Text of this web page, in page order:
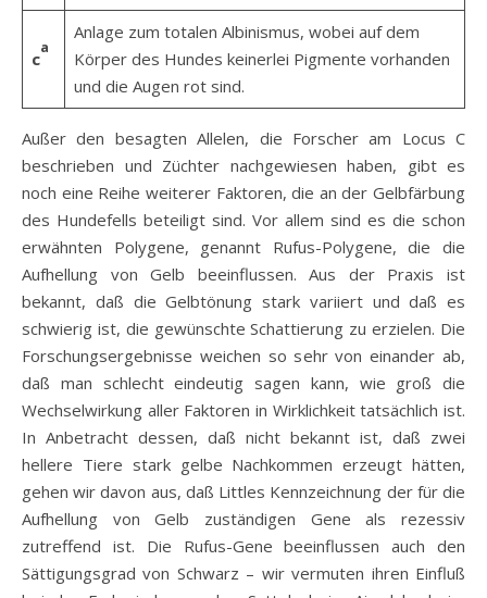
c
a
Anlage zum totalen Albinismus, wobei auf dem
Körper des Hundes keinerlei Pigmente vorhanden
und die Augen rot sind.
Außer den besagten Allelen, die Forscher am Locus C
beschrieben und Züchter nachgewiesen haben, gibt es
noch eine Reihe weiterer Faktoren, die an der Gelbfärbung
des Hundefells beteiligt sind. Vor allem sind es die schon
erwähnten Polygene, genannt Rufus-Polygene, die die
Aufhellung von Gelb beeinflussen. Aus der Praxis ist
bekannt, daß die Gelbtönung stark variiert und daß es
schwierig ist, die gewünschte Schattierung zu erzielen. Die
Forschungsergebnisse weichen so sehr von einander ab,
daß man schlecht eindeutig sagen kann, wie groß die
Wechselwirkung aller Faktoren in Wirklichkeit tatsächlich ist.
In Anbetracht dessen, daß nicht bekannt ist, daß zwei
hellere Tiere stark gelbe Nachkommen erzeugt hätten,
gehen wir davon aus, daß Littles Kennzeichnung der für die
Aufhellung von Gelb zuständigen Gene als rezessiv
zutreffend ist. Die Rufus-Gene beeinflussen auch den
Sättigungsgrad von Schwarz – wir vermuten ihren Einfluß